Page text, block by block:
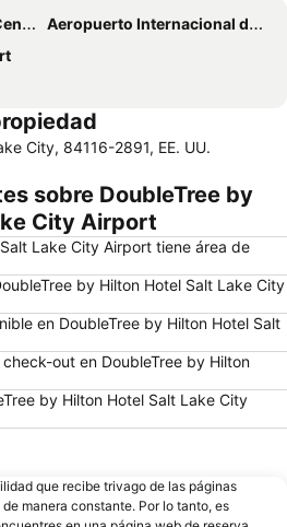
Aeropuerto Internacional de Salt Lake City
City, 84116-2891, EE. UU.
sobre DoubleTree by
City Airport
Lake City Airport tiene área de
by Hilton Hotel Salt Lake City
en DoubleTree by Hilton Hotel Salt
out en DoubleTree by Hilton
by Hilton Hotel Salt Lake City
que recibe trivago de las páginas
manera constante. Por lo tanto, es